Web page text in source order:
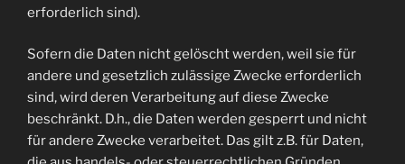
erforderlich sind).
Sofern die Daten nicht gelöscht werden, weil sie für
andere und gesetzlich zulässige Zwecke erforderlich
sind, wird deren Verarbeitung auf diese Zwecke
beschränkt. D.h., die Daten werden gesperrt und nicht
für andere Zwecke verarbeitet. Das gilt z.B. für Daten,